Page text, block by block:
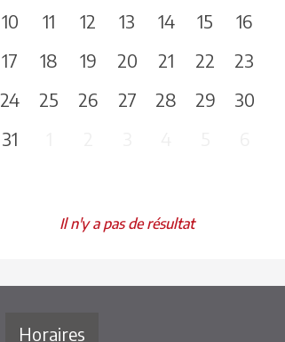
10
11 12 13 14 15
16
17
18 19 20 21 22
23
24
25 26 27 28 29
30
31
Il n'y a pas de résultat
Horaires